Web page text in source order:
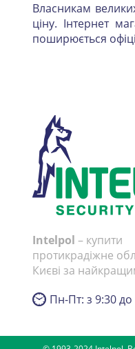
Власникам
ціну. Інтернет
поширюється
Intelpol – купити
протикрадіжне
Києві за
Пн-Пт: з 9:30 до